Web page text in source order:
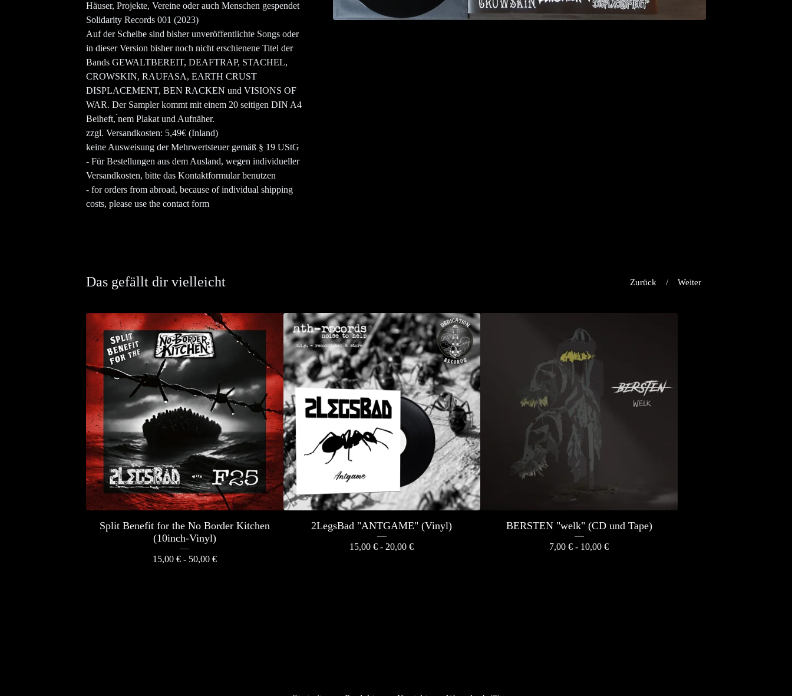
Häuser, Projekte, Vereine oder auch Menschen gespendet
Solidarity Records 001 (2023)
Auf der Scheibe sind bisher unveröffentlichte Songs oder
in dieser Version bisher noch nicht erschienene Titel der
Bands GEWALTBEREIT, DEAFTRAP, STACHEL,
CROWSKIN, RAUFASA, EARTH CRUST
DISPLACEMENT, BEN RACKEN und VISIONS OF
WAR. Der Sampler kommt mit einem 20 seitigen DIN A4
Beiheft, ́nem Plakat und Aufnäher.
zzgl. Versandkosten: 5,49€ (Inland)
keine Ausweisung der Mehrwertsteuer gemäß § 19 UStG
- Für Bestellungen aus dem Ausland, wegen individueller
Versandkosten, bitte das Kontaktformular benutzen
- for orders from abroad, because of individual shipping
costs, please use the contact form
Das gefällt dir vielleicht Zurück Weiter
Split Benefit for the No Border Kitchen
(10inch-Vinyl)
15,00 €- 50,00 €
2LegsBad "ANTGAME" (Vinyl)
15,00€ - 20,00€
BERSTEN "welk" (CD und Tape)
7,00€ - 10,00€